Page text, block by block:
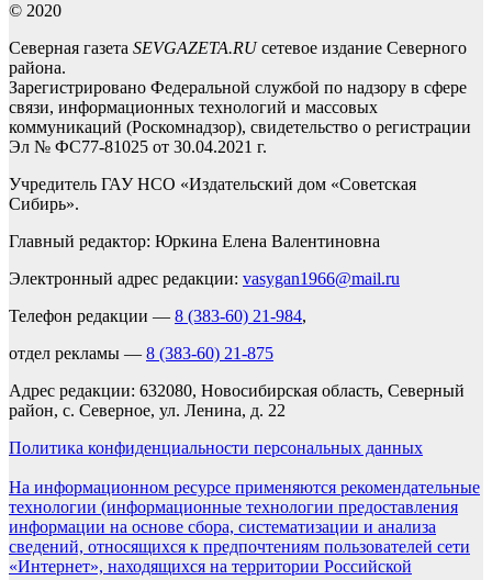
© 2020
Северная газета SEVGAZETA.RUсетевое издание Северного
района.
Зарегистрировано Федеральной службой по надзору в сфере
связи, информационных технологий и массовых
коммуникаций (Роскомнадзор), свидетельство о регистрации
Эл № ФС77-81025 от 30.04.2021 г.
Учредитель ГАУ НСО «Издательский дом «Советская
Сибирь».
Главный редактор: Юркина Елена Валентиновна
Электронный адрес редакции: vasygan1966@mail.ru
Телефон редакции — 8 (383-60) 21-984,
отдел рекламы — 8 (383-60) 21-875
Адрес редакции: 632080, Новосибирская область, Северный
район, с. Северное, ул. Ленина, д. 22
Политика конфиденциальности персональных данных
На информационном ресурсе применяются рекомендательные
технологии (информационные технологии предоставления
информации на основе сбора, систематизации и анализа
сведений, относящихся к предпочтениям пользователей сети
«Интернет», находящихся на территории Российской